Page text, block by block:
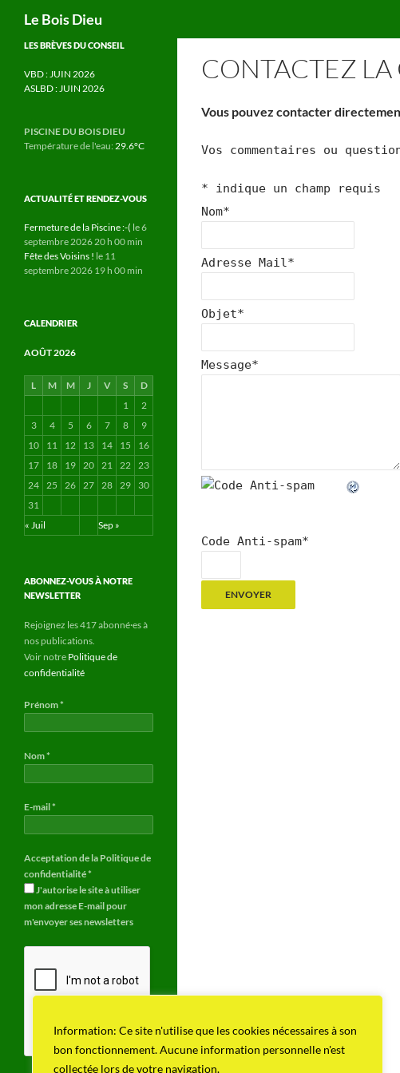
Information: Ce site n'utilise que les cookies nécessaires à son
bon fonctionnement. Aucune information personnelle n'est
collectée lors de votre navigation.
Aller
contenu
Le Bois Dieu
CONTACTEZ
Vous pouvez contacter
Vos commentaires ou
*
indique un champ requis
Nom*
Adresse Mail*
Objet*
Message*
Code Anti-spam*
LES BRÈVES DU CONSEIL
VBD : JUIN 2026
ASLBD : JUIN 2026
PISCINE DU BOIS DIEU
Température de l'eau:29.6°C
ACTUALITÉ ET RENDEZ-VOUS
Fermeture de la Piscine :-( le 6
septembre 2026 20 h 00 min
Fête des Voisins ! le 11
septembre 2026 19 h 00 min
CALENDRIER
AOÛT 2026
L M M J V S
D
1
2
3
4 5 6 7 8
9
10
11 12 13 14 15
16
17
18 19 20 21 22 23
24 25 26 27 28 29
30
31
« Juil
Sep »
ABONNEZ-VOUS À NOTRE
NEWSLETTER
Rejoignez les 417 abonné·es à
nos publications.
Voir notre Politique de
confidentialité
Prénom*
Nom*
E-mail*
Acceptation de la Politique de
confidentialité*
J'autorise le site à utiliser
mon adresse E-mail pour
m'envoyer ses newsletters